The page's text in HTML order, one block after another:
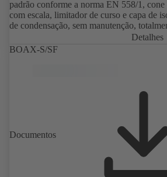
padrão conforme a norma EN 558/1,
com escala, limitador de curso e capa de
de condensação, sem manutenção,
como versão para água potável com
certificada pela DVGW (EKB). Com sensor ultra-sónico integrado, sem
Detalhes
BOAX-S/SF
Documentos